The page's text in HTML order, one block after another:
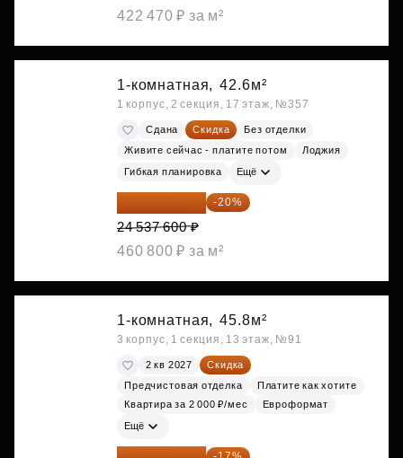
422 470 ₽ за м²
1-комнатная, 42.6м²
1 корпус, 2 секция, 17 этаж, №357
Сдана Скидка
Без отделки
Живите сейчас - платите потом
Лоджия
Гибкая планировка Ещё
19 630 080 ₽ -20%
24 537 600 ₽
460 800 ₽ за м²
1-комнатная, 45.8м²
3 корпус, 1 секция, 13 этаж, №91
2 кв 2027
Скидка
Предчистовая отделка
Платите как хотите
Квартира за 2 000 ₽/мес
Евроформат
Ещё